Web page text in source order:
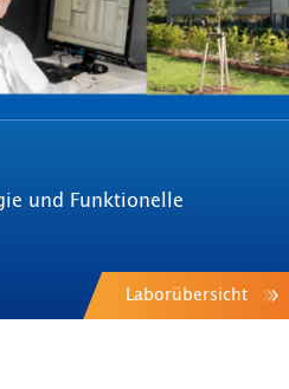
Webmail Moodle
English
und Funktionelle
Laborübersicht